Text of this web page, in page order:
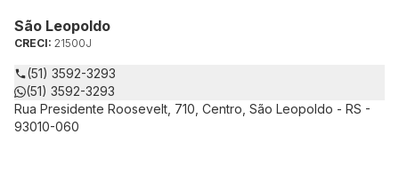
São Leopoldo
CRECI: 21500J
(51) 3592-3293
(51) 3592-3293
Rua Presidente Roosevelt, 710, Centro, São Leopoldo - RS -
93010-060